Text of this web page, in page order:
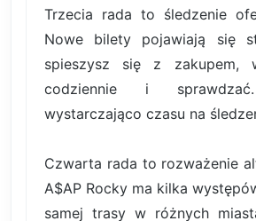
Trzecia rada to śledzenie
Nowe bilety pojawiają się
spieszysz się z zakupem,
codziennie i
wystarczająco czasu na
Czwarta rada to rozważenie
A$AP Rocky ma kilka
samej trasy w różnych